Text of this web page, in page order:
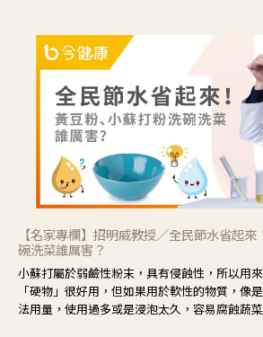
候就要使用菊花、金銀花來治療；假如單純的
眼睛周圍沒有眼屎，這種情況是屬於「陰虛」
藕、麥門冬、山藥等比較滋潤的藥材，效果就
【名家專欄】招明威教授／全民節水省起
碗洗菜誰厲害？
小蘇打屬於弱鹼性粉末，具有侵蝕性，所以用
「硬物」很好用，但如果用於軟性的物質，像
法用量，使用過多或是浸泡太久，容易腐蝕蔬